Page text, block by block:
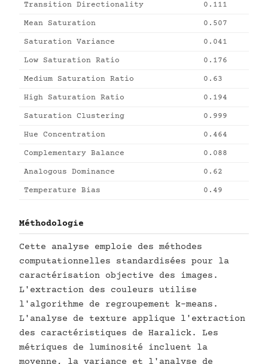
Transition Directionality 0.111
Mean Saturation 0.507
Saturation Variance 0.041
Low Saturation Ratio 0.176
Medium Saturation Ratio 0.63
High Saturation Ratio 0.194
Saturation Clustering 0.999
Hue Concentration 0.464
Complementary Balance 0.088
Analogous Dominance 0.62
Temperature Bias 0.49
Méthodologie
Cette analyse emploie des méthodes
computationnelles standardisées pour la
caractérisation objective des images.
L'extraction des couleurs utilise
l'algorithme de regroupement k-means.
L'analyse de texture applique l'extraction
des caractéristiques de Haralick. Les
métriques de luminosité incluent la
moyenne, la variance et l'analyse de